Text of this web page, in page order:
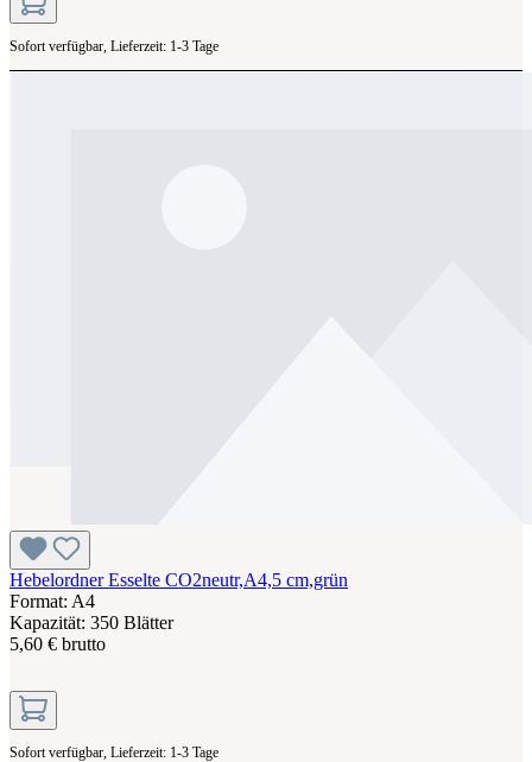
Sofort verfügbar, Lieferzeit: 1-3 Tage
Hebelordner Esselte CO2neutr,A4,5 cm,grün
Format: A4
Kapazität: 350 Blätter
5,60 € brutto
Sofort verfügbar, Lieferzeit: 1-3 Tage